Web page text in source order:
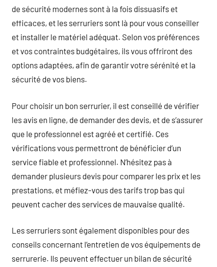
de sécurité modernes sont à la fois dissuasifs et
efficaces, et les serruriers sont là pour vous conseiller
et installer le matériel adéquat. Selon vos préférences
et vos contraintes budgétaires, ils vous offriront des
options adaptées, afin de garantir votre sérénité et la
sécurité de vos biens.
Pour choisir un bon serrurier, il est conseillé de vérifier
les avis en ligne, de demander des devis, et de s’assurer
que le professionnel est agréé et certifié. Ces
vérifications vous permettront de bénéficier d’un
service fiable et professionnel. N’hésitez pas à
demander plusieurs devis pour comparer les prix et les
prestations, et méfiez-vous des tarifs trop bas qui
peuvent cacher des services de mauvaise qualité.
Les serruriers sont également disponibles pour des
conseils concernant l’entretien de vos équipements de
serrurerie. Ils peuvent effectuer un bilan de sécurité